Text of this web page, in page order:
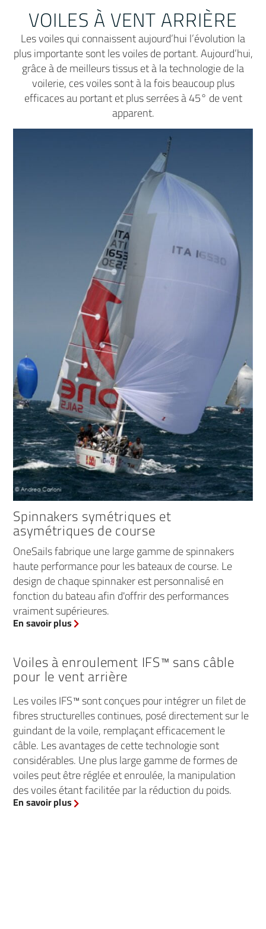
VOILES À VENT ARRIÈRE
Les voiles qui connaissent aujourd’hui l’évolution la
plus importante sont les voiles de portant. Aujourd’hui,
grâce à de meilleurs tissus et à la technologie de la
voilerie, ces voiles sont à la fois beaucoup plus
efficaces au portant et plus serrées à 45° de vent
apparent.
Spinnakers symétriques et
asymétriques de course
OneSails fabrique une large gamme de spinnakers
haute performance pour les bateaux de course. Le
design de chaque spinnaker est personnalisé en
fonction du bateau afin d'offrir des performances
vraiment supérieures.
En savoir plus
Voiles à enroulement IFS™ sans câble
pour le vent arrière
Les voiles IFS™ sont conçues pour intégrer un filet de
fibres structurelles continues, posé directement sur le
guindant de la voile, remplaçant efficacement le
câble. Les avantages de cette technologie sont
considérables. Une plus large gamme de formes de
voiles peut être réglée et enroulée, la manipulation
des voiles étant facilitée par la réduction du poids.
En savoir plus